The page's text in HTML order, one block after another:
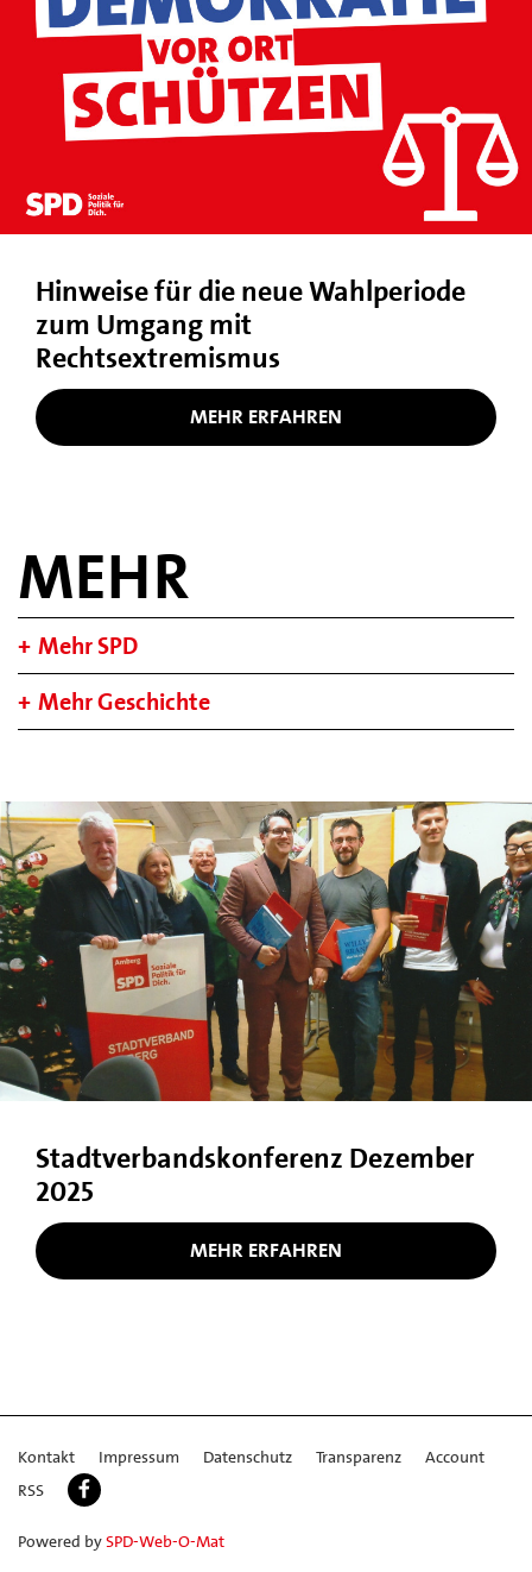
Hinweise für die neue Wahlperiode
zum Umgang mit
Rechtsextremismus
MEHR ERFAHREN
MEHR
Mehr SPD
Mehr Geschichte
Stadtverbandskonferenz Dezember
2025
MEHR ERFAHREN
Kontakt Impressum Datenschutz Transparenz
Account
RSS
Powered bySPD-Web-O-Mat